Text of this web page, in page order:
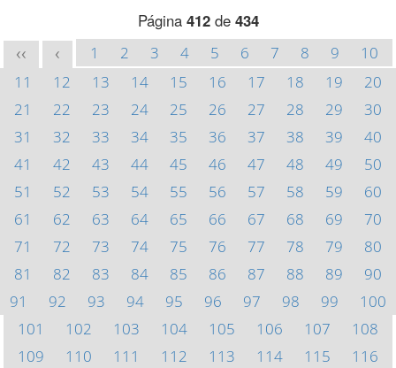
Página 412de 434
<< < 1 2 3 4 5 6 7 8 9
10
11
12 13 14 15 16 17 18 19
20
21
22 23 24 25 26 27 28 29
30
31
32 33 34 35 36 37 38 39
40
41
42 43 44 45 46 47 48 49
50
51
52 53 54 55 56 57 58 59
60
61
62 63 64 65 66 67 68 69
70
71
72 73 74 75 76 77 78 79
80
81
82 83 84 85 86 87 88 89
90
91
92 93 94 95 96 97 98 99
100
101
102 103 104 105 106 107
108
109
110 111 112 113 114 115
116